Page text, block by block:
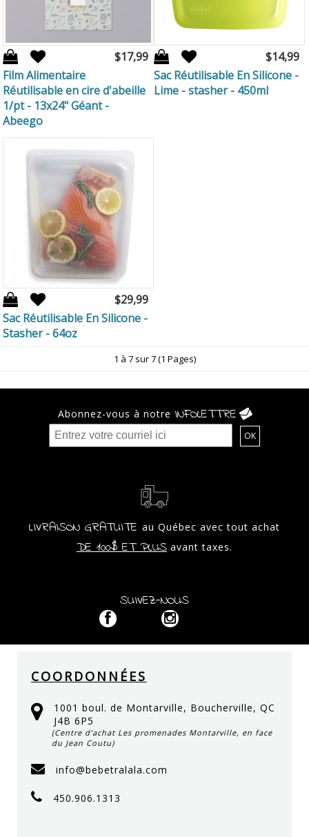
$17,99
Film Alimentaire
Réutilisable en cire d'abeille
1/pt - 13x24" Géant -
Abeego
$14,99
Sac Réutilisable En Silicone -
Lime - stasher - 450ml
$29,99
Sac Réutilisable En Silicone -
Stasher - 64oz
1 à 7 sur 7 (1 Pages)
Abonnez-vous à notre INFOLETTRE
LIVRAISON GRATUITE au Québec avec tout achat
DE 100$ ET PLUS avant taxes.
SUIVEZ-NOUS
COORDONNÉES
1001 boul. de Montarville, Boucherville, QC
J4B 6P5
(Centre d’achat Les promenades Montarville, en face
du Jean Coutu)
info@bebetralala.com
450.906.1313